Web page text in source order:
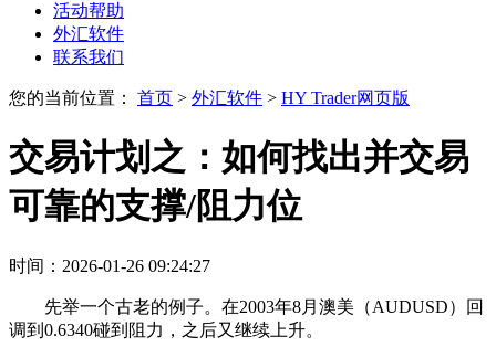
活动帮助
外汇软件
联系我们
您的当前位置： 首页 > 外汇软件 > HY Trader网页版
交易计划之：如何找出并交易
可靠的支撑/阻力位
时间：2026-01-26 09:24:27
先举一个古老的例子。在2003年8月澳美（AUDUSD）回
调到0.6340碰到阻力，之后又继续上升。